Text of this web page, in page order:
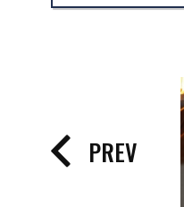
PREV